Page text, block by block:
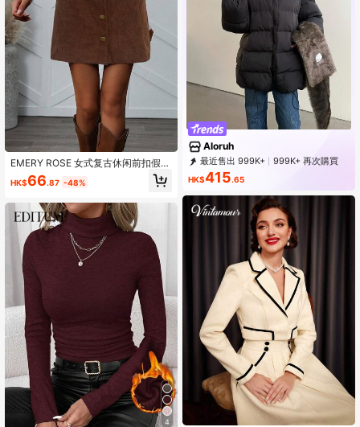
EMERY ROSE 女式复古休闲前扣假口
袋A字裙
HK$66.87 -48%
4
Aloruh
最近售出 999K+
999K+ 再次購買
2.6M Followers
HK$415.65